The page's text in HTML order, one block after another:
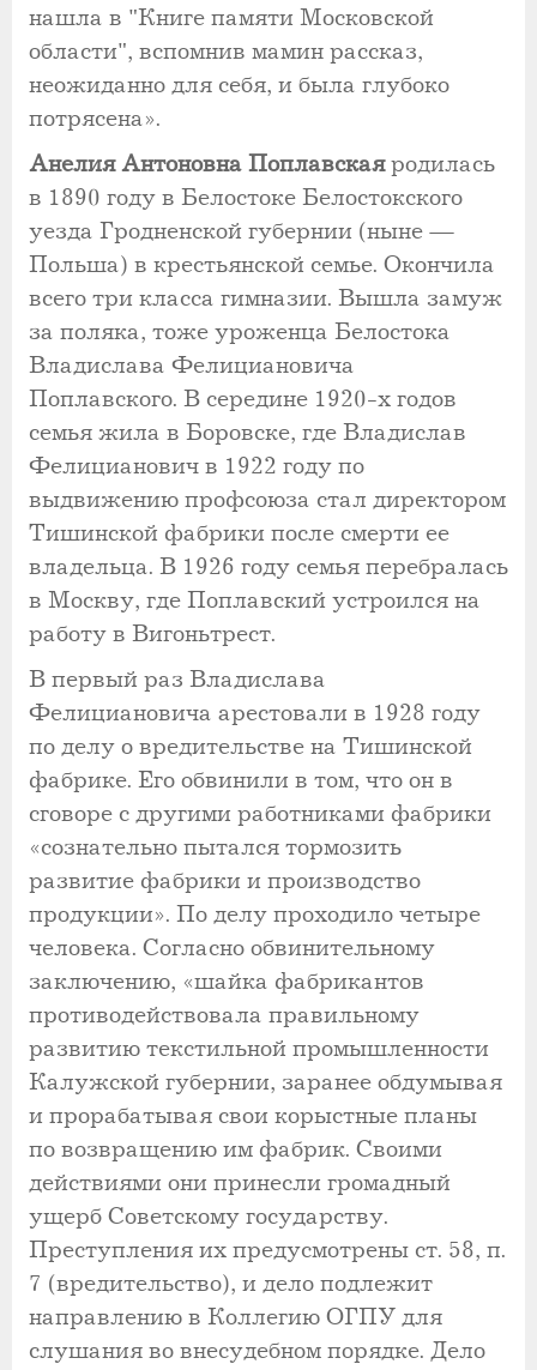
нашла в "Книге памяти Московской
области", вспомнив мамин рассказ,
неожиданно для себя, и была глубоко
потрясена».
Анелия Антоновна Поплавскаяродилась
в 1890 году в Белостоке Белостокского
уезда Гродненской губернии (ныне —
Польша) в крестьянской семье. Окончила
всего три класса гимназии. Вышла замуж
за поляка, тоже уроженца Белостока
Владислава Фелициановича
Поплавского. В середине 1920-х годов
семья жила в Боровске, где Владислав
Фелицианович в 1922 году по
выдвижению профсоюза стал директором
Тишинской фабрики после смерти ее
владельца. В 1926 году семья перебралась
в Москву, где Поплавский устроился на
работу в Вигоньтрест.
В первый раз Владислава
Фелициановича арестовали в 1928 году
по делу о вредительстве на Тишинской
фабрике. Его обвинили в том, что он в
сговоре с другими работниками фабрики
«сознательно пытался тормозить
развитие фабрики и производство
продукции». По делу проходило четыре
человека. Согласно обвинительному
заключению, «шайка фабрикантов
противодействовала правильному
развитию текстильной промышленности
Калужской губернии, заранее обдумывая
и прорабатывая свои корыстные планы
по возвращению им фабрик. Своими
действиями они принесли громадный
ущерб Советскому государству.
Преступления их предусмотрены ст. 58, п.
7 (вредительство), и дело подлежит
направлению в Коллегию ОГПУ для
слушания во внесудебном порядке. Дело